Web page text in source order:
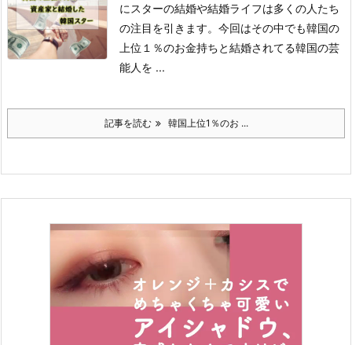
にスターの結婚や結婚ライフは多くの人たち
の注目を引きます。 今回はその中でも韓国の
上位１％のお金持ちと結婚されてる韓国の芸
能人を ...
記事を読む 韓国上位1％のお ...